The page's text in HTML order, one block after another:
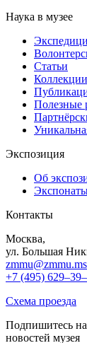
Наука в музее
Статьи
Коллекции
Полезные
Экспозиция
Об
Контакты
Москва,
ул. Большая
+7 (495)
Схема проезда
Подпишитесь на
новостей музея